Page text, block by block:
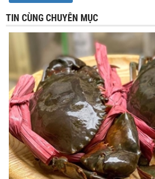
TIN CÙNG CHUYÊN MỤC